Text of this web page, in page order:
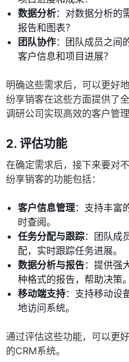
数据分析：对数据分析的
报告和图表？
团队协作：团队成员之间
客户信息和项目进展？
明确这些需求后，可以更好
纷享销客在这些方面提供了
调研公司实现高效的客户管理
2. 评估功能
在确定需求后，接下来要对
纷享销客的功能包括：
客户信息管理：支持丰富
时查阅。
任务分配与跟踪：团队成
配，实时跟踪任务进展。
数据分析与报告：提供强
种格式的报告，帮助决策。
移动端支持：支持移动设
地访问系统。
通过评估这些功能，可以更
的CRM系统。